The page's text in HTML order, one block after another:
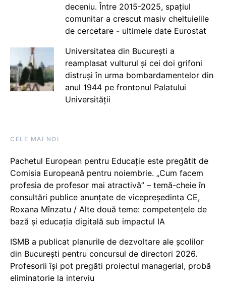
deceniu. Între 2015-2025, spațiul
comunitar a crescut masiv cheltuielile
de cercetare - ultimele date Eurostat
Universitatea din București a
reamplasat vulturul și cei doi grifoni
distruși în urma bombardamentelor din
anul 1944 pe frontonul Palatului
Universității
CELE MAI NOI
Pachetul European pentru Educație este pregătit de
Comisia Europeană pentru noiembrie. „Cum facem
profesia de profesor mai atractivă” – temă-cheie în
consultări publice anunțate de vicepreședinta CE,
Roxana Mînzatu / Alte două teme: competențele de
bază și educația digitală sub impactul IA
ISMB a publicat planurile de dezvoltare ale școlilor
din București pentru concursul de directori 2026.
Profesorii își pot pregăti proiectul managerial, probă
eliminatorie la interviu